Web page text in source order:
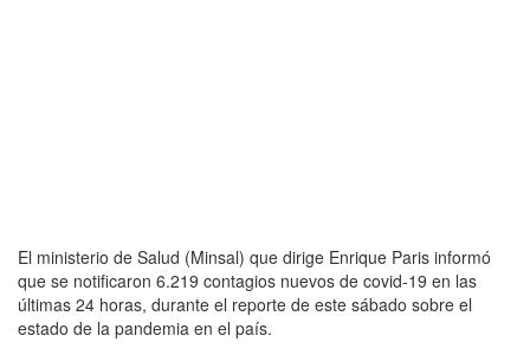
El ministerio de Salud (Minsal) que dirige Enrique Paris informó
que se notificaron 6.219 contagios nuevos de covid-19 en las
últimas 24 horas, durante el reporte de este sábado sobre el
estado de la pandemia en el país.